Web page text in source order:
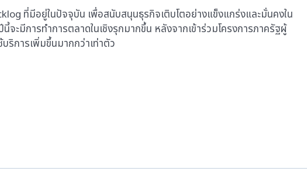
ที่มีอยู่ในปัจจุบัน เพื่อสนับสนุนธุรกิจเติบโตอย่างแข็งแกร่งและมั่นคงใน
ะมีการทำการตลาดในเชิงรุกมากขึ้น หลังจากเข้าร่วมโครงการภาครัฐผู้
ริการเพิ่มขึ้นมากกว่าเท่าตัว